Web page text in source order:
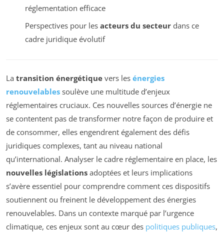
réglementation efficace
Perspectives pour les acteurs du secteurdans ce
cadre juridique évolutif
La transition énergétique vers les énergies
renouvelables soulève une multitude d’enjeux
réglementaires cruciaux. Ces nouvelles sources d’énergie ne
se contentent pas de transformer notre façon de produire et
de consommer, elles engendrent également des défis
juridiques complexes, tant au niveau national
qu’international. Analyser le cadre réglementaire en place, les
nouvelles législations adoptées et leurs implications
s’avère essentiel pour comprendre comment ces dispositifs
soutiennent ou freinent le développement des énergies
renouvelables. Dans un contexte marqué par l’urgence
climatique, ces enjeux sont au cœur des politiques publiques,